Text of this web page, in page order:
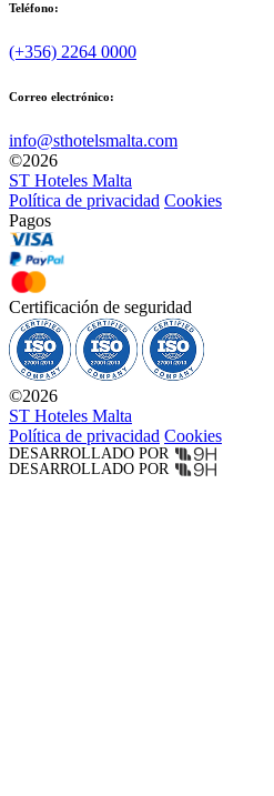
Teléfono:
(+356) 2264 0000
Correo electrónico:
info@sthotelsmalta.com
©2026
ST Hoteles Malta
Política de privacidad Cookies
Pagos
Certificación de seguridad
©2026
ST Hoteles Malta
Política de privacidad Cookies
DESARROLLADO POR
DESARROLLADO POR